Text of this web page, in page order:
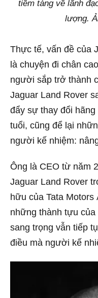
tiềm tàng về lãnh
lượng.
Thực tế, vấn đề của
là chuyện đi chân
người sắp trở thành
Jaguar Land Rover
đẩy sự thay đổi
tuổi, cũng để lại
người kế nhiệm:
Ông là CEO từ năm
Jaguar Land Rover
hữu của Tata
những thành tựu
sang trọng vẫn tiếp
điều mà người kế